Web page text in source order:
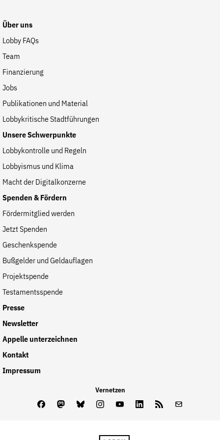
Über uns
Lobby FAQs
Team
Finanzierung
Jobs
Publikationen und Material
Lobbykritische Stadtführungen
Unsere Schwerpunkte
Lobbykontrolle und Regeln
Lobbyismus und Klima
Macht der Digitalkonzerne
Spenden & Fördern
Fördermitglied werden
Jetzt Spenden
Geschenkspende
Bußgelder und Geldauflagen
Projektspende
Testamentsspende
Presse
Newsletter
Appelle unterzeichnen
Kontakt
Impressum
Vernetzen
FacebookMastodon
BlueskyInstagram
YoutubeLinkedInFeed